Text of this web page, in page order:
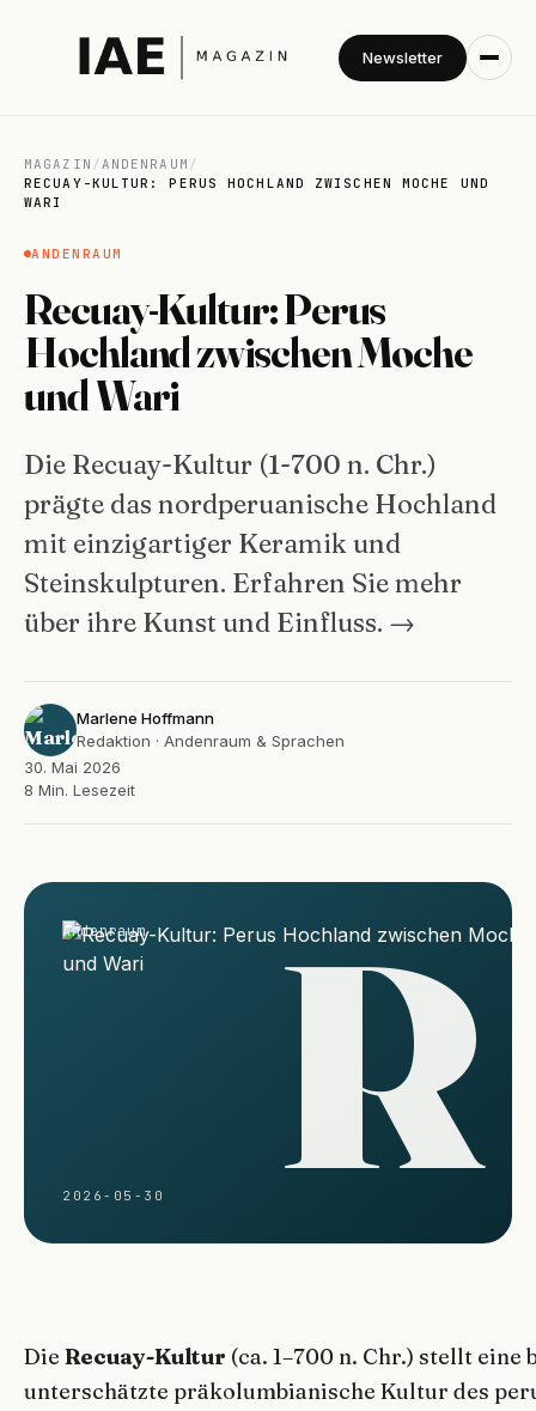
Newsletter
MAGAZIN /ANDENRAUM /
RECUAY-KULTUR: PERUS HOCHLAND ZWISCHEN MOCHE UND
WARI
ANDENRAUM
Recuay-Kultur: Perus
Hochland zwischen Moche
und Wari
Die Recuay-Kultur (1-700 n. Chr.)
prägte das nordperuanische Hochland
mit einzigartiger Keramik und
Steinskulpturen. Erfahren Sie mehr
über ihre Kunst und Einfluss. →
Marlene Hoffmann
Redaktion · Andenraum & Sprachen
30. Mai 2026
8 Min. Lesezeit
Andenraum R
2026-05-30
Die Recuay-Kultur (ca. 1–700 n. Chr.) stellt
unterschätzte präkolumbianische Kultur des